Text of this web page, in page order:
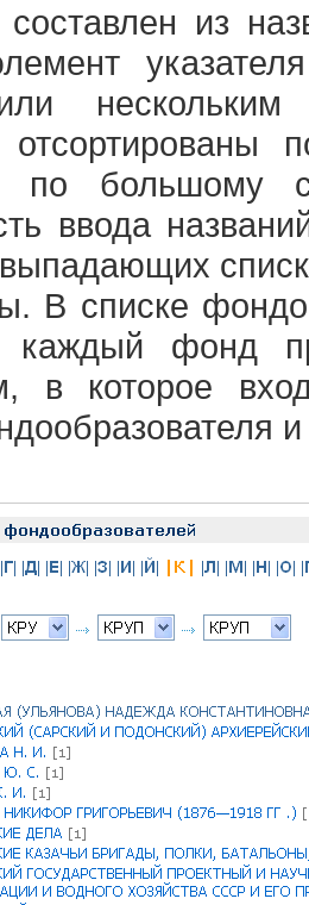
составлен из
отсортированы
по большому
ввода
В списке
каждый фонд
в которое